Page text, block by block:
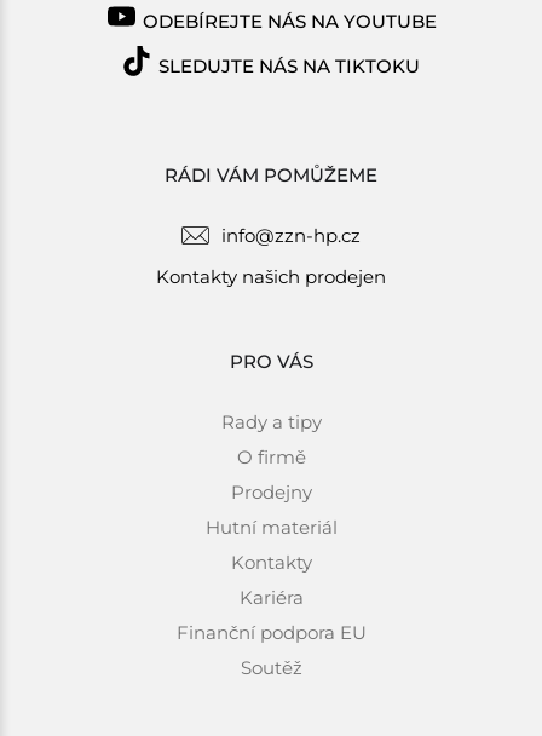
RÁDI VÁM POMŮŽEME
info@zzn-hp.cz
Kontakty našich prodejen
PRO VÁS
Rady a tipy
O firmě
Prodejny
Hutní materiál
Kontakty
Kariéra
Finanční podpora EU
Soutěž
ODEBÍREJTE NÁS NA YOUTUBE
SLEDUJTE NÁS NA TIKTOKU